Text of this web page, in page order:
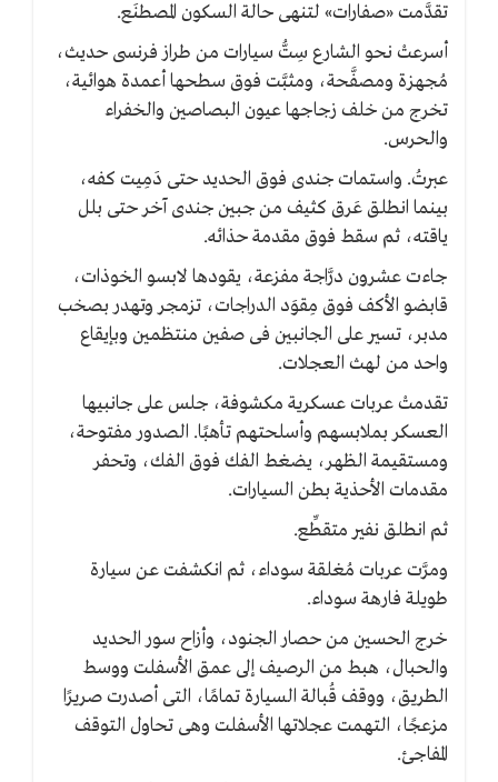
تقدَّمت «صفارات» لتنهى حالة السكون المصطنَع.
أسرعتْ نحو الشارع سِتُّ سيارات من طراز فرنسى حديث،
مُجهزة ومصفَّحة، ومثبَّت فوق سطحها أعمدة هوائية،
تخرج من خلف زجاجها عيون البصاصين والخفراء
والحرس.
عبرتُ. واستمات جندى فوق الحديد حتى دَمِيت كفه،
بينما انطلق عَرق كثيف من جبين جندى آخر حتى بلل
ياقته، ثم سقط فوق مقدمة حذائه.
جاءت عشرون درَّاجة مفزعة، يقودها لابسو الخوذات،
قابضو الأكف فوق مِقوَد الدراجات، تزمجر وتهدر بصخب
مدبر، تسير على الجانبين فى صفين منتظمين وبإيقاع
واحد من لهث العجلات.
تقدمتْ عربات عسكرية مكشوفة، جلس على جانبيها
العسكر بملابسهم وأسلحتهم تأهبًا. الصدور مفتوحة،
ومستقيمة الظهر، يضغط الفك فوق الفك، وتحفر
مقدمات الأحذية بطن السيارات.
ثم انطلق نفير متقطِّع.
ومرَّت عربات مُغلقة سوداء، ثم انكشفت عن سيارة
طويلة فارهة سوداء.
خرج الحسين من حصار الجنود، وأزاح سور الحديد
والحبال، هبط من الرصيف إلى عمق الأسفلت ووسط
الطريق، ووقف قُبالة السيارة تمامًا، التى أصدرت صريرًا
مزعجًا، التهمت عجلاتها الأسفلت وهى تحاول التوقف
المفاجئ.